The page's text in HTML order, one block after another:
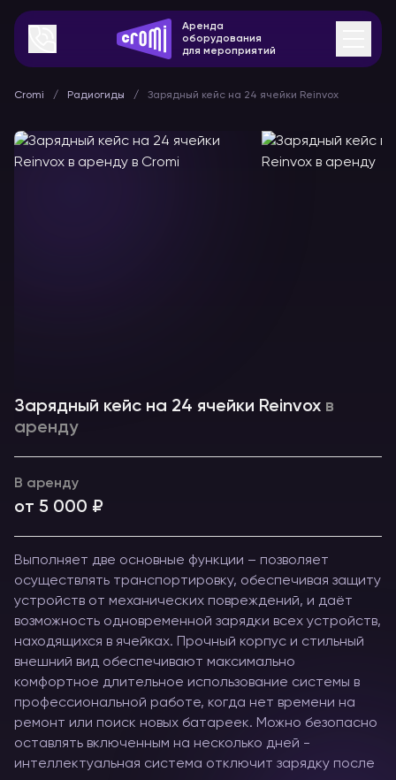
Аренда
оборудования
для мероприятий
Cromi Радиогиды Зарядный кейс на 24 ячейки Reinvox
Зарядный кейс на 24 ячейки Reinvox в
аренду
В аренду
от 5 000 ₽
Выполняет две основные функции – позволяет
осуществлять транспортировку, обеспечивая защиту
устройств от механических повреждений, и даёт
возможность одновременной зарядки всех устройств,
находящихся в ячейках. Прочный корпус и стильный
внешний вид обеспечивают максимально
комфортное длительное использование системы в
профессиональной работе, когда нет времени на
ремонт или поиск новых батареек. Можно безопасно
оставлять включенным на несколько дней -
интеллектуальная система отключит зарядку после